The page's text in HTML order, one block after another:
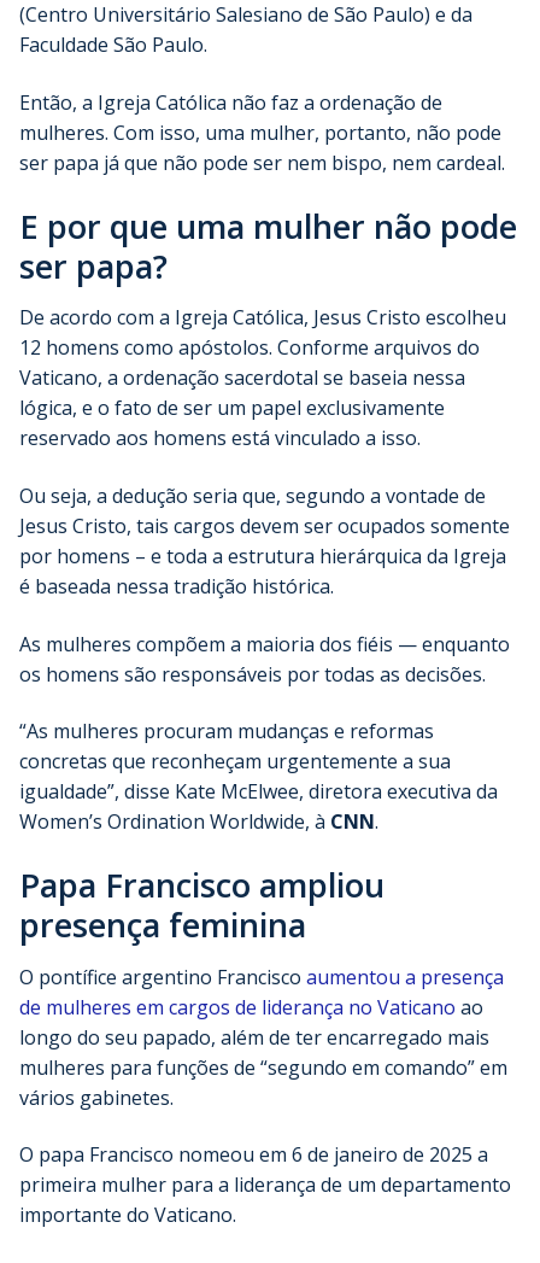
(Centro Universitário Salesiano de São Paulo) e da
Faculdade São Paulo.
Então, a Igreja Católica não faz a ordenação de
mulheres. Com isso, uma mulher, portanto, não pode
ser papa já que não pode ser nem bispo, nem cardeal.
E por que uma mulher não pode
ser papa?
De acordo com a Igreja Católica, Jesus Cristo escolheu
12 homens como apóstolos. Conforme arquivos do
Vaticano, a ordenação sacerdotal se baseia nessa
lógica, e o fato de ser um papel exclusivamente
reservado aos homens está vinculado a isso.
Ou seja, a dedução seria que, segundo a vontade de
Jesus Cristo, tais cargos devem ser ocupados somente
por homens – e toda a estrutura hierárquica da Igreja
é baseada nessa tradição histórica.
As mulheres compõem a maioria dos fiéis — enquanto
os homens são responsáveis por todas as decisões.
“As mulheres procuram mudanças e reformas
concretas que reconheçam urgentemente a sua
igualdade”, disse Kate McElwee, diretora executiva da
Women’s Ordination Worldwide, à CNN.
Papa Francisco ampliou
presença feminina
O pontífice argentino Francisco aumentou a presença
de mulheres em cargos de liderança no Vaticano ao
longo do seu papado, além de ter encarregado mais
mulheres para funções de “segundo em comando” em
vários gabinetes.
O papa Francisco nomeou em 6 de janeiro de 2025 a
primeira mulher para a liderança de um departamento
importante do Vaticano.